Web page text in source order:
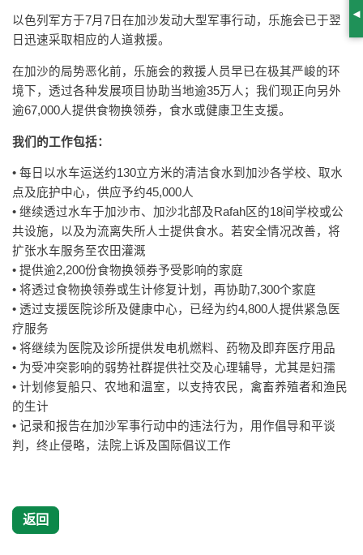
以色列军方于7月7日在加沙发动大型军事行动，乐施会已于翌
日迅速采取相应的人道救援。
在加沙的局势恶化前，乐施会的救援人员早已在极其严峻的环
境下，透过各种发展项目协助当地逾35万人；我们现正向另外
逾67,000人提供食物换领券，食水或健康卫生支援。
我们的工作包括：
• 每日以水车运送约130立方米的清洁食水到加沙各学校、取水
点及庇护中心，供应予约45,000人
• 继续透过水车于加沙市、加沙北部及Rafah区的18间学校或公
共设施，以及为流离失所人士提供食水。若安全情况改善，将
扩张水车服务至农田灌溉
• 提供逾2,200份食物换领券予受影响的家庭
• 将透过食物换领券或生计修复计划，再协助7,300个家庭
• 透过支援医院诊所及健康中心，已经为约4,800人提供紧急医
疗服务
• 将继续为医院及诊所提供发电机燃料、药物及即弃医疗用品
• 为受冲突影响的弱势社群提供社交及心理辅导，尤其是妇孺
• 计划修复船只、农地和温室，以支持农民，禽畜养殖者和渔民
的生计
• 记录和报告在加沙军事行动中的违法行为，用作倡导和平谈
判，终止侵略，法院上诉及国际倡议工作
返回